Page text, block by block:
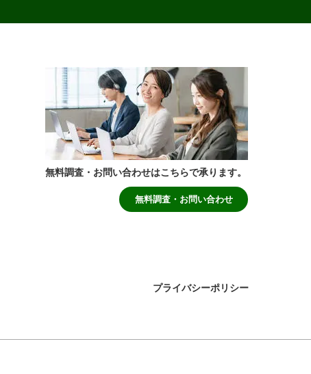
無料調査・お問い合わせはこちらで承ります。
無料調査・お問い合わせ
プライバシーポリシー